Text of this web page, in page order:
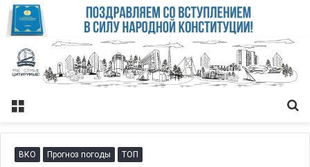
Меню
ВКО Прогноз погоды ТОП